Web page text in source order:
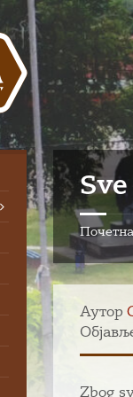
Почетна
Аутор
Zbog